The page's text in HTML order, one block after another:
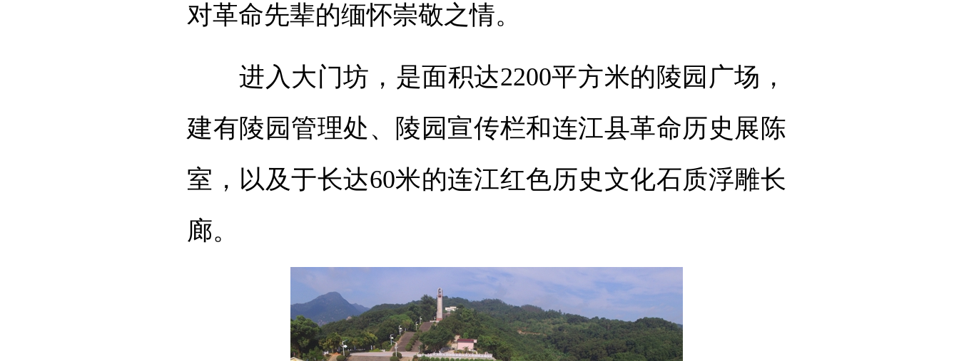
对革命先辈的缅怀崇敬之情。
进入大门坊，是面积达2200平方米的陵园广场，
建有陵园管理处、陵园宣传栏和连江县革命历史展陈
室，以及于长达60米的连江红色历史文化石质浮雕长
廊。